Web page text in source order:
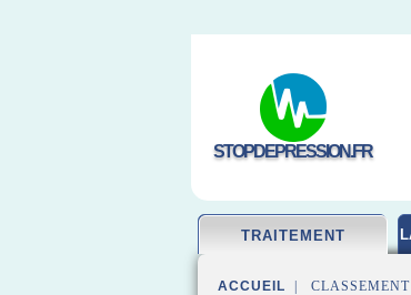
STOPDEPRESSION.FR
TRAITEMENT
ACCUEIL |